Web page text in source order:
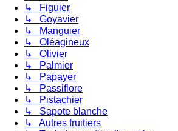
↳ Figuier
↳ Goyavier
↳ Manguier
↳ Oléagineux
↳ Olivier
↳ Palmier
↳ Papayer
↳ Passiflore
↳ Pistachier
↳ Sapote blanche
↳ Autres fruitiers